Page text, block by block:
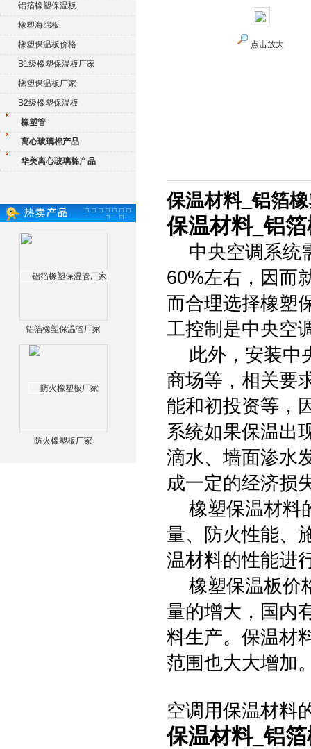
铝箔橡塑保温板
橡塑海绵板
橡塑保温板价格
B1级橡塑保温板厂家
橡塑保温板厂家
B2级橡塑保温板
橡塑管
离心玻璃棉产品
华美离心玻璃棉产品
铝箔橡塑保温管厂家
防火橡塑板厂家
点击放大
保温材料_铝箔
保温材料_铝
中央空调系统
60%左右，因而
而合理选择橡塑
工控制是中央空
此外，安装中
商场等，相关要
能和初投资等，
系统如果保温出
滴水、墙面渗水
成一定的经济损
橡塑保温材料
量、防火性能、
温材料的性能进
橡塑保温板价
量的增大，国内
料生产。保温材
范围也大大增加
空调用保温材料
保温材料_铝